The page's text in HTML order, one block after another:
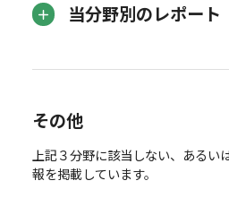
当分野別のレポート
その他
上記３分野に該当しない、あるい
報を掲載しています。